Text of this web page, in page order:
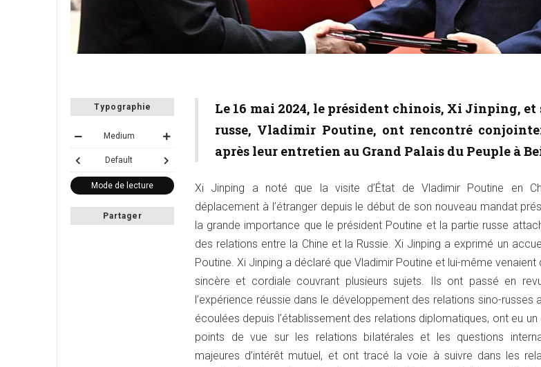
Typographie
Medium
Default
Mode de lecture
Partager
Le 16 mai 2024, le président chinois, Xi Jinping, et
russe, Vladimir Poutine, ont rencontré
après leur entretien au Grand Palais du Peuple à
Xi Jinping a noté que la visite d’État de Vladimir Poutine en
déplacement à l’étranger depuis le début de son nouveau mandat
la grande importance que le président Poutine et la partie russe
des relations entre la Chine et la Russie. Xi Jinping a exprimé un
Poutine. Xi Jinping a déclaré que Vladimir Poutine et lui-même venaient
sincère et cordiale couvrant plusieurs sujets. Ils ont passé en
l’expérience réussie dans le développement des relations sino-russes
écoulées depuis l’établissement des relations diplomatiques, ont eu
points de vue sur les relations bilatérales et les questions
majeures d’intérêt mutuel, et ont tracé la voie à suivre dans les